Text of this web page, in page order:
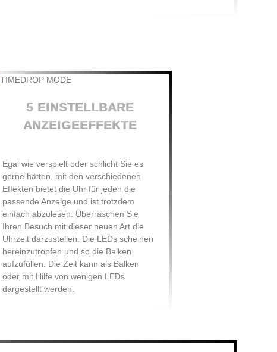
5 EINSTELLBARE
ANZEIGEEFFEKTE
Egal wie verspielt oder schlicht Sie es
gerne hätten, mit den verschiedenen
Effekten bietet die Uhr für jeden die
passende Anzeige und ist trotzdem
einfach abzulesen. Überraschen Sie
Ihren Besuch mit dieser neuen Art die
Uhrzeit darzustellen. Die LEDs scheinen
hereinzutropfen und so die Balken
aufzufüllen. Die Zeit kann als Balken
oder mit Hilfe von wenigen LEDs
dargestellt werden.